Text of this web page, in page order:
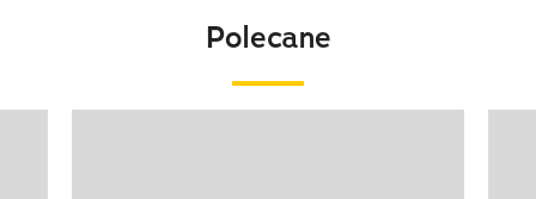
Polecane